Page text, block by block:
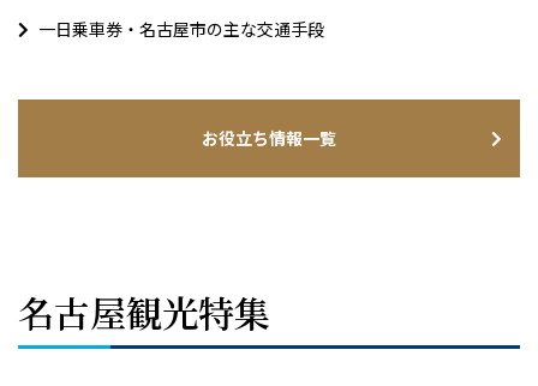
一日乗車券・名古屋市の主な交通手段
お役立ち情報一覧
名古屋観光特集